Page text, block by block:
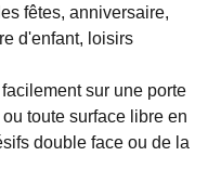
fêtes, anniversaire,
d'enfant, loisirs
sur une porte
toute surface libre en
double face ou de la